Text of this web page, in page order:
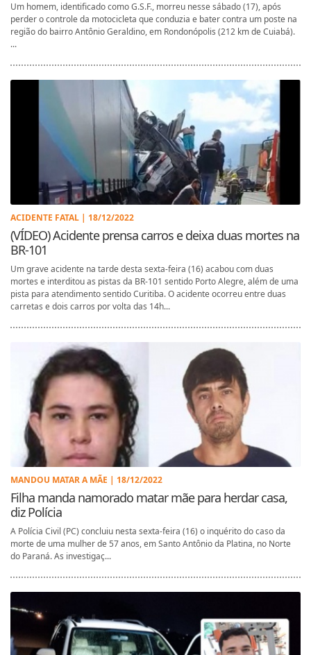
Um homem, identificado como G.S.F., morreu nesse sábado (17), após
perder o controle da motocicleta que conduzia e bater contra um poste na
região do bairro Antônio Geraldino, em Rondonópolis (212 km de Cuiabá).
...
ACIDENTE FATAL | 18/12/2022
(VÍDEO) Acidente prensa carros e deixa duas mortes na
BR-101
Um grave acidente na tarde desta sexta-feira (16) acabou com duas
mortes e interditou as pistas da BR-101 sentido Porto Alegre, além de uma
pista para atendimento sentido Curitiba. O acidente ocorreu entre duas
carretas e dois carros por volta das 14h...
MANDOU MATAR A MÃE | 18/12/2022
Filha manda namorado matar mãe para herdar casa,
diz Polícia
A Polícia Civil (PC) concluiu nesta sexta-feira (16) o inquérito do caso da
morte de uma mulher de 57 anos, em Santo Antônio da Platina, no Norte
do Paraná. As investigaç...